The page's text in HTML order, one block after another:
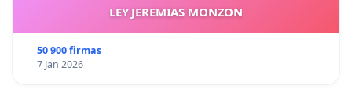
LEY JEREMIAS MONZON
50 900 firmas
7 Jan 2026